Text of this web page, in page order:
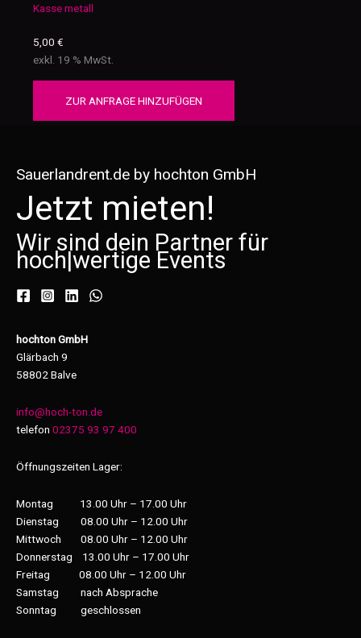
Kasse metall
5,00€
exkl. 19 % MwSt.
ZUR ANFRAGE HINZUFÜGEN
Sauerlandrent.de by hochton GmbH
Jetzt mieten!
Wir sind dein Partner für
hoch|wertige Events
hochton GmbH
Glärbach 9
58802 Balve
info@hoch-ton.de
telefon 02375 93 97 400
Öffnungszeiten Lager:
Montag 13.00 Uhr – 17.00 Uhr
Dienstag 08.00 Uhr – 12.00 Uhr
Mittwoch 08.00 Uhr – 12.00 Uhr
Donnerstag 13.00 Uhr – 17.00 Uhr
Freitag 08.00 Uhr – 12.00 Uhr
Samstag nach Absprache
Sonntag geschlossen